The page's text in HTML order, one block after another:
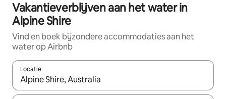
Vakantieverblijven aan het water in
Alpine Shire
Vind en boek bijzondere accommodaties aan het
water op Airbnb
Locatie
Wanneer er resultaten beschikbaar zijn, maak je een keuze